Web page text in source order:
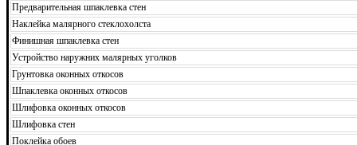
Предварительная шпаклевка стен
Наклейка малярного стеклохолста
Финишная шпаклевка стен
Устройство наружних малярных уголков
Грунтовка оконных откосов
Шпаклевка оконных откосов
Шлифовка оконных откосов
Шлифовка стен
Поклейка обоев